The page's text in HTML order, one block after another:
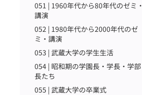
051 | 1960年代から80年代のゼミ・
講演
052 | 1980年代から2000年代のゼ
ミ・講演
053 | 武蔵大学の学生生活
054 | 昭和期の学園長・学長・学部
長たち
055 | 武蔵大学の卒業式